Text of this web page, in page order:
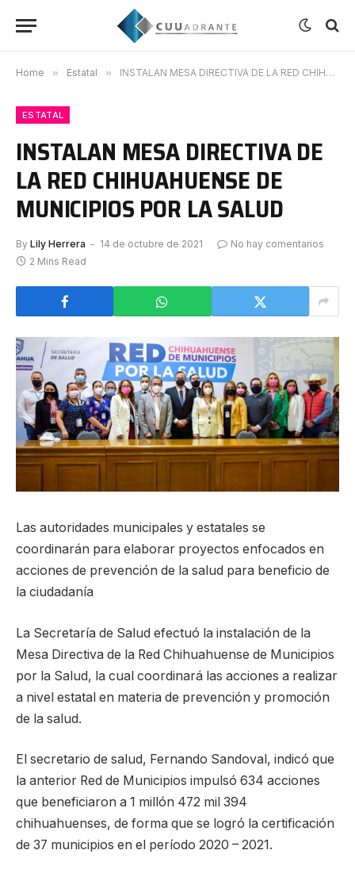
Home » Estatal » INSTALAN MESA DIRECTIVA DE LA RED CHIHUAHUENSE DE MUNICIPIOS POR LA SALUD
ESTATAL
INSTALAN MESA DIRECTIVA DE
LA RED CHIHUAHUENSE DE
MUNICIPIOS POR LA SALUD
By Lily Herrera 14 de octubre de 2021
No hay comentarios
2 Mins Read
Las autoridades municipales y estatales se
coordinarán para elaborar proyectos enfocados en
acciones de prevención de la salud para beneficio de
la ciudadanía
La Secretaría de Salud efectuó la instalación de la
Mesa Directiva de la Red Chihuahuense de Municipios
por la Salud, la cual coordinará las acciones a realizar
a nivel estatal en materia de prevención y promoción
de la salud.
El secretario de salud, Fernando Sandoval, indicó que
la anterior Red de Municipios impulsó 634 acciones
que beneficiaron a 1 millón 472 mil 394
chihuahuenses, de forma que se logró la certificación
de 37 municipios en el período 2020 – 2021.